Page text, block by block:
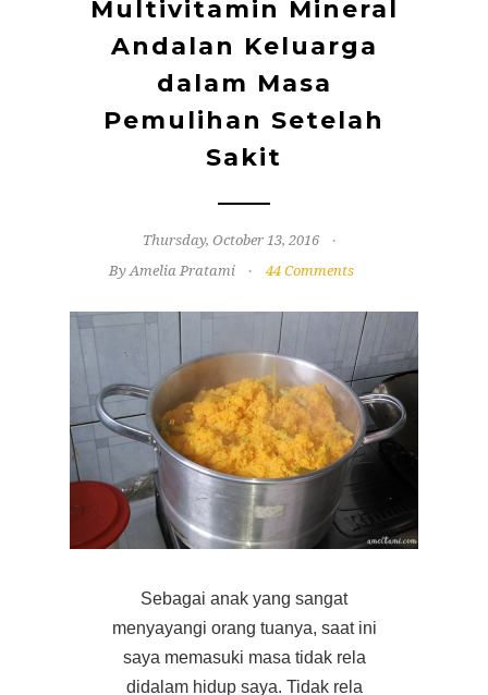
Multivitamin Mineral
Andalan Keluarga
dalam Masa
Pemulihan Setelah
Sakit
Thursday, October 13, 2016
By Amelia Pratami
44 Comments
Sebagai anak yang sangat
menyayangi orang tuanya, saat ini
saya memasuki masa tidak rela
didalam hidup saya. Tidak rela